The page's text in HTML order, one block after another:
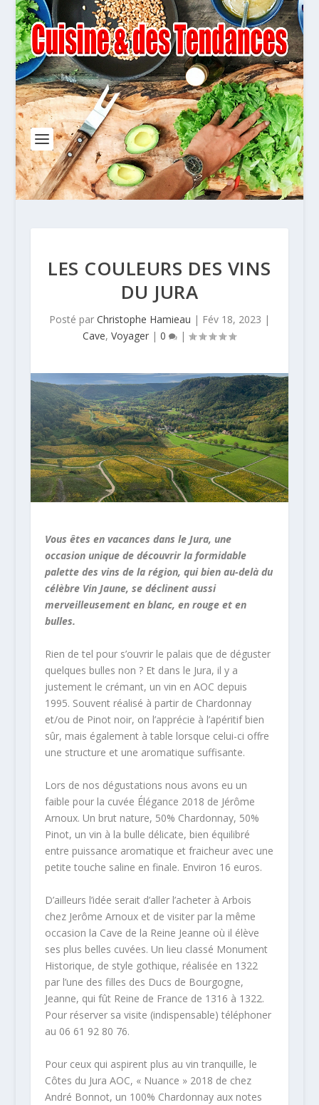
LES COULEURS DES VINS
DU JURA
Posté par Christophe Hamieau | Fév 18, 2023 |
Cave,Voyager |0 |
Vous êtes en vacances dans le Jura, une
occasion unique de découvrir la formidable
palette des vins de la région, qui bien au-delà du
célèbre Vin Jaune, se déclinent aussi
merveilleusement en blanc, en rouge et en
bulles.
Rien de tel pour s’ouvrir le palais que de déguster
quelques bulles non ? Et dans le Jura, il y a
justement le crémant, un vin en AOC depuis
1995. Souvent réalisé à partir de Chardonnay
et/ou de Pinot noir, on l’apprécie à l’apéritif bien
sûr, mais également à table lorsque celui-ci offre
une structure et une aromatique suffisante.
Lors de nos dégustations nous avons eu un
faible pour la cuvée Élégance 2018 de Jérôme
Arnoux. Un brut nature, 50% Chardonnay, 50%
Pinot, un vin à la bulle délicate, bien équilibré
entre puissance aromatique et fraicheur avec une
petite touche saline en finale. Environ 16 euros.
D’ailleurs l’idée serait d’aller l’acheter à Arbois
chez Jerôme Arnoux et de visiter par la même
occasion la Cave de la Reine Jeanne où il élève
ses plus belles cuvées. Un lieu classé Monument
Historique, de style gothique, réalisée en 1322
par l’une des filles des Ducs de Bourgogne,
Jeanne, qui fût Reine de France de 1316 à 1322.
Pour réserver sa visite (indispensable) téléphoner
au 06 61 92 80 76.
Pour ceux qui aspirent plus au vin tranquille, le
Côtes du Jura AOC, « Nuance » 2018 de chez
André Bonnot, un 100% Chardonnay aux notes